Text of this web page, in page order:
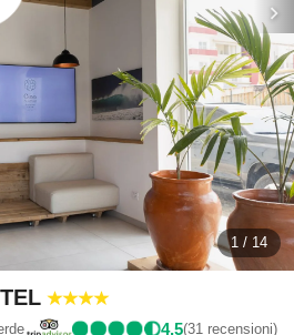
chevron_right
1 / 14
4,5(31 recensioni)